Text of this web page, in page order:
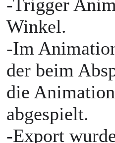
-Trigger
Winkel.
-Im
der beim
die
abgespielt.
-Export